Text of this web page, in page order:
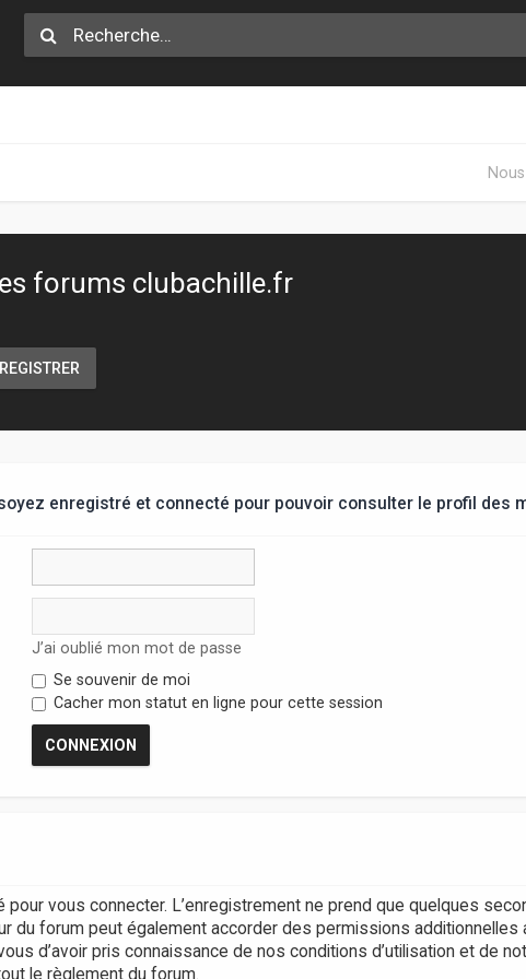
forums clubachille.fr
enregistré et connecté pour pouvoir consulter le profil des
J’ai oublié mon mot de passe
Se souvenir de moi
Cacher mon statut en ligne pour cette session
vous connecter. L’enregistrement ne prend que quelques
du forum peut également accorder des permissions additionnelles
d’avoir pris connaissance de nos conditions d’utilisation et de
le règlement du forum.